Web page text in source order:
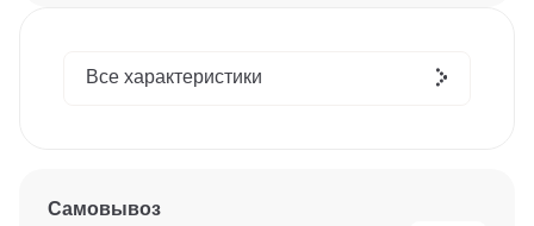
Все характеристики
Самовывоз